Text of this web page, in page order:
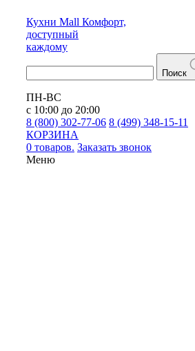
Кухни Mall Комфорт,
доступный
каждому
Поиск
ПН-ВС
с 10:00 до 20:00
8 (800) 302-77-06 8 (499) 348-15-11
КОРЗИНА
0 товаров. Заказать звонок
Меню